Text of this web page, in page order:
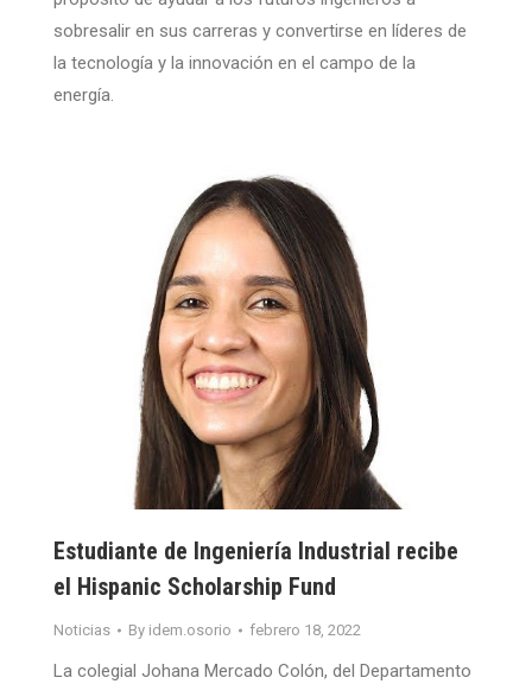
sobresalir en sus carreras y convertirse en líderes de
la tecnología y la innovación en el campo de la
energía.
Estudiante de Ingeniería Industrial recibe
el Hispanic Scholarship Fund
Noticias By idem.osorio febrero 18, 2022
La colegial Johana Mercado Colón, del Departamento